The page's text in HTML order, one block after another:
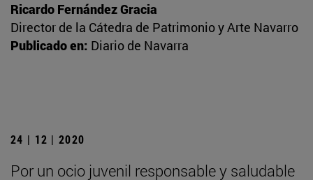
Ricardo Fernández Gracia
Director de la Cátedra de Patrimonio y Arte Navarro
Publicado en: Diario de Navarra
24 | 12 | 2020
Por un ocio juvenil responsable y saludable